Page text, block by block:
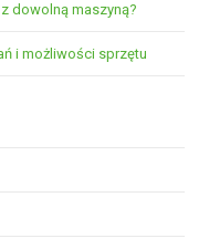
dowolną maszyną?
i możliwości sprzętu